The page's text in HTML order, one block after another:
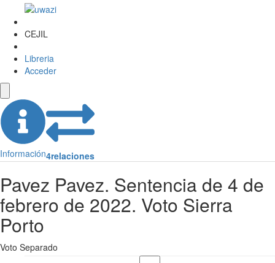
CEJIL
Libreria
Acceder
Información4relaciones
Pavez Pavez. Sentencia de 4 de
febrero de 2022. Voto Sierra
Porto
Voto Separado